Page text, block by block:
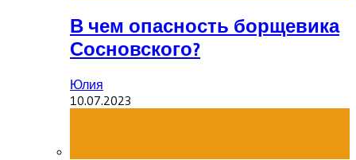
В чем опасность борщевика
Сосновского?
Юлия
10.07.2023